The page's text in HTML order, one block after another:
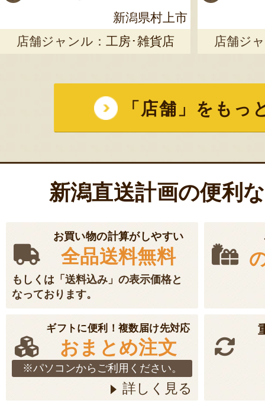
新潟県村上市
店舗ジャンル： 工房･雑貨店 店舗ジ
「店舗」をもっ
新潟直送計画の便利
お買い物の計算がしやすい
全品送料無料
もしくは「送料込み」の表示価格と
なっております。
ギフトに便利！複数届け先対応
おまとめ注文
※パソコンからご利用ください。
詳しく見る